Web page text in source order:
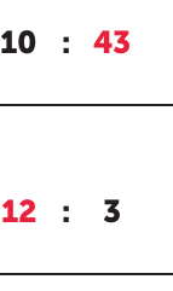
10 : 43
12 : 3